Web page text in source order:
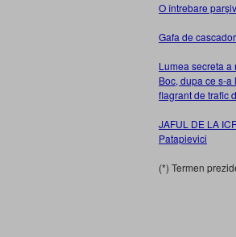
O întrebare
Gafa de
Lumea secreta
Boc, dupa ce s-
flagrant de trafic
JAFUL DE LA
Patapievici
(*) Termen